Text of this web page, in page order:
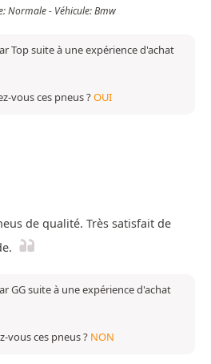
Normale - Véhicule: Bmw
Top suite à une expérience d'achat
vous ces pneus ?OUI
de qualité. Très satisfait de
GG suite à une expérience d'achat
vous ces pneus ? NON